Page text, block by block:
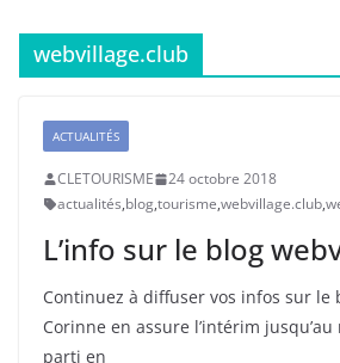
webvillage.club
ACTUALITÉS
CLETOURISME
24 octobre 2018
actualités,blog,tourisme,webvillage.club,
L’info sur le blog
Continuez à diffuser vos infos sur le
Corinne en assure l’intérim
parti en